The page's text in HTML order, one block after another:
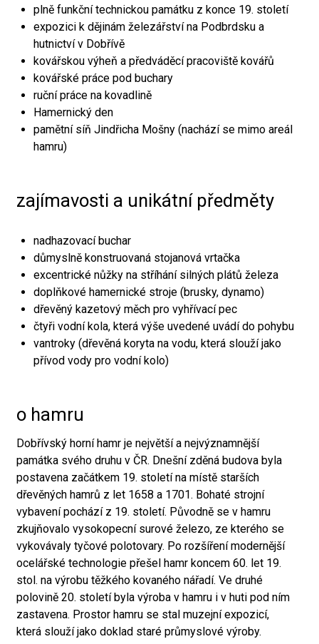
plně funkční technickou památku z konce 19. století
expozici k dějinám železářství na Podbrdsku a
hutnictví v Dobřívě
kovářskou výheň a předváděcí pracoviště kovářů
kovářské práce pod buchary
ruční práce na kovadlině
Hamernický den
pamětní síň Jindřicha Mošny (nachází se mimo areál
hamru)
zajímavosti a unikátní předměty
nadhazovací buchar
důmyslně konstruovaná stojanová vrtačka
excentrické nůžky na stříhání silných plátů železa
doplňkové hamernické stroje (brusky, dynamo)
dřevěný kazetový měch pro vyhřívací pec
čtyři vodní kola, která výše uvedené uvádí do pohybu
vantroky (dřevěná koryta na vodu, která slouží jako
přívod vody pro vodní kolo)
o hamru
Dobřívský horní hamr je největší a nejvýznamnější
památka svého druhu v ČR. Dnešní zděná budova byla
postavena začátkem 19. století na místě starších
dřevěných hamrů z let 1658 a 1701. Bohaté strojní
vybavení pochází z 19. století. Původně se v hamru
zkujňovalo vysokopecní surové železo, ze kterého se
vykovávaly tyčové polotovary. Po rozšíření modernější
ocelářské technologie přešel hamr koncem 60. let 19.
stol. na výrobu těžkého kovaného nářadí. Ve druhé
polovině 20. století byla výroba v hamru i v huti pod ním
zastavena. Prostor hamru se stal muzejní expozicí,
která slouží jako doklad staré průmyslové výroby.